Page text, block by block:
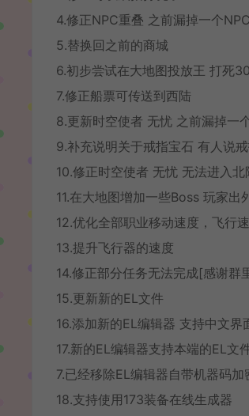
4.修正NPC重叠 之前漏掉一个NPC
5.替换回之前的商城
6.初步尝试在大地图投放王 打死
7.修正船票可传送到西陆
8.更新时空使者 无忧 之前漏掉一
9.补充说明关于戒指宝石 有人说
10.修正时空使者 无忧 无法进入北
11.在大地图增加一些Boss 玩家出
12.优化全部职业移动速度，飞行速
13.提升飞行器的速度
14.修正部分任务无法完成[感谢群
15.更新新的EL文件
16.添加新的EL编辑器 支持中文界
17.新的EL编辑器支持本端的EL文
7.已经移除EL编辑器自带机器码加
18.支持使用173装备在线生成器